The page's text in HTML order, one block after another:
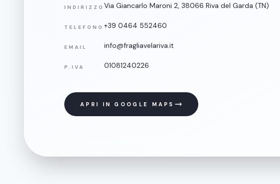
INDIRIZZO Via Giancarlo Maroni 2, 38066 Riva del Garda (TN)
TELEFONO +39 0464 552460
EMAIL info@fragliavelariva.it
P.IVA 01081240226
APRI IN GOOGLE MAPS